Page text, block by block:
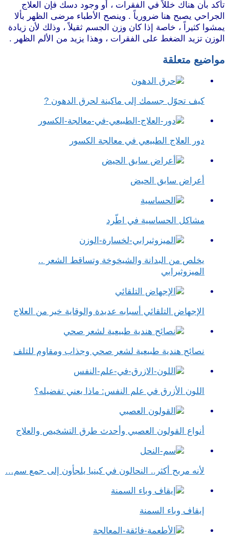
تأكد بأن هناك خللاً في الفقرات ، أو وجود دسك فإن العلاج
الجراحي يصبح هنا ضرورياً . وينصح الأطباء مرضى الظهر بألا
يمشوا كثيراً ، خاصة إذا كان وزن الجسم ثقيلاً ، وذلك لأن زيادة
الوزن تزيد الضغط على الفقرات ، وهذا يزيد من الألم الظهر .
مواضيع متعلقة
كيف تحوّل جسمك إلى ماكينة لحرق الدهون ?
دور العلاج الطبيعي في معالجة الكسور
أعراض سابق الحيض
مشاكل الحساسية في اطّرد
يخلص من البدانة والشيخوخة وتساقط الشعر ..
الميزوثيرابي
الإجهاض التلقائي أسبابه عديدة والوقاية خير من العلاج
نصائح هندية طبيعية لشعر صحي وجذاب ومقاوم للتلف
اللون الأزرق في علم النفس​: ماذا يعني تفضيله؟
أنواع القولون العصبي وأحدث طرق التشخيص والعلاج
لأنه مربح أكثر.. النحالون في كينيا يلجأون إلى جمع سم…
إيقاف وباء السمنة